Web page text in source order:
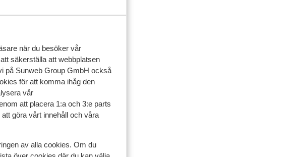
när du besöker vår
säkerställa att webbplatsen
på Sunweb Group GmbH också
för att komma ihåg den
vår
att placera 1:a och 3:e parts
göra vårt innehåll och våra
av alla cookies. Om du
4 apr. 2026
was
elke dag terug
maar we zijn
de taal hebben ze
kinderen en
was
elke dag terug
maar we zijn
de taal hebben ze
kinderen en